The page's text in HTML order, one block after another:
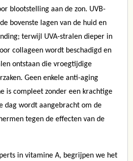
blootstelling aan de zon. UVB-
bovenste lagen van de huid en
terwijl UVA-stralen dieper in
collageen wordt beschadigd en
ontstaan die vroegtijdige
Geen enkele anti-aging
is compleet zonder een krachtige
dag wordt aangebracht om de
tegen de effecten van de
in vitamine A, begrijpen we het